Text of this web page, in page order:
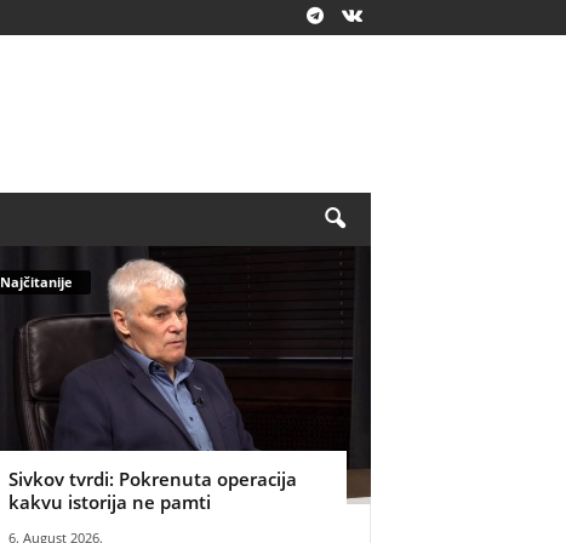
Najčitanije
Sivkov tvrdi: Pokrenuta operacija
kakvu istorija ne pamti
6. August 2026.